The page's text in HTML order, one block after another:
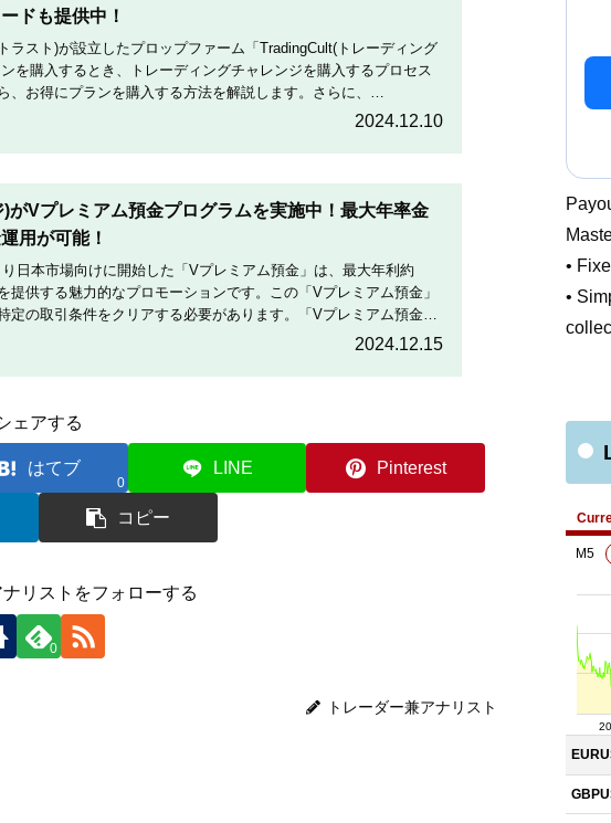
ドも提供中！
ラスト)が設立したプロップファーム「TradingCult(トレーディング
を購入するとき、トレーディングチャレンジを購入するプロセス
、お得にプランを購入する方法を解説します。さらに、
施している割引コードとお得な割引コードを紹介します。2024.12.10
がVプレミアム預金プログラムを実施中！最大年率金
用が可能！
日本市場向けに開始した「Vプレミアム預金」は、最大年利約
提供する魅力的なプロモーションです。この「Vプレミアム預金」
定の取引条件をクリアする必要があります。「Vプレミアム預金」
しっかりと読んで、条件をよく確認した後で参加しましょう。
2024.12.15
ェアする
はてブ
0
LINE Pinterest
コピー
ナリストをフォローする
0
トレーダー兼アナリスト
•
•